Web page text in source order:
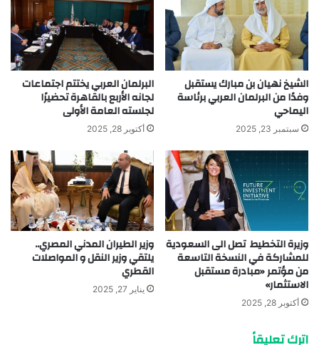
الشيخ نهيان بن مبارك يستقبل
وفدًا من البرلمان العربي برئاسة
اليماحي
سبتمبر 23, 2025
البرلمان العربي يختتم اجتماعات
لجانه الأربع بالقاهرة تحضيرًا
لجلسته العامة الأولى
أكتوبر 28, 2025
وزيرة التخطيط تصل الى السعودية
للمشاركة في النسخة التاسعة
من مؤتمر «مبادرة مستقبل
الاستثمار»
أكتوبر 28, 2025
وزير الطيران المدني المصري..
يلتقي وزير النقل و المواصلات
القطري
يناير 27, 2025
اترك تعليقاً